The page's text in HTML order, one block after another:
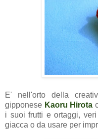
E' nell'orto della
gipponese Kaoru Hirota
i suoi frutti e ortaggi,
giacca o da usare per